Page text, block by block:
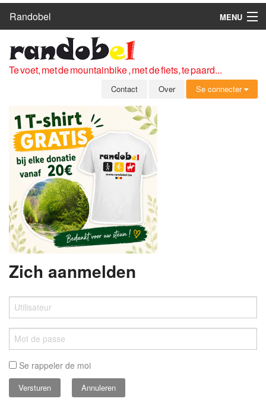
Randobel
MENU
ROUTES
CLUBS
OVER
LEDEN
ZICH AANMELDEN
GRATIS REGISTRATIE
WACHTWOORD VERGETEN
Te voet, met de mountainbike , met de fiets, te paard...
Contact Over Se connecter
Zich aanmelden
Se rappeler de moi
Annuleren